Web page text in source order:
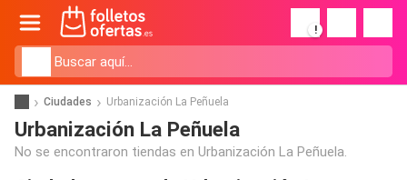
!
Ciudades Urbanización La Peñuela
Urbanización La Peñuela
No se encontraron tiendas en Urbanización La Peñuela.